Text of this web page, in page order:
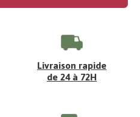
Livraison rapide
de 24 à 72H